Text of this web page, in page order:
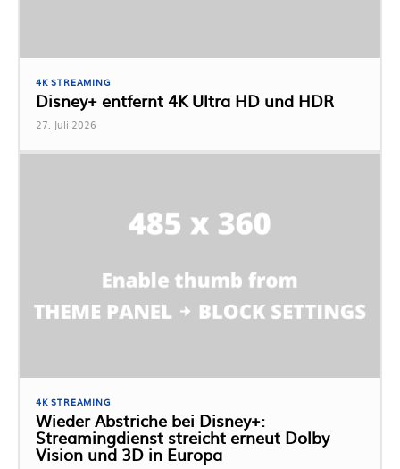
4K STREAMING
Disney+ entfernt 4K Ultra HD und HDR
27. Juli 2026
4K STREAMING
Wieder Abstriche bei Disney+:
Streamingdienst streicht erneut Dolby
Vision und 3D in Europa